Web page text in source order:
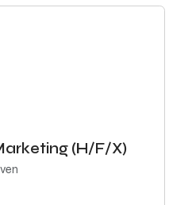
(H/F/X)